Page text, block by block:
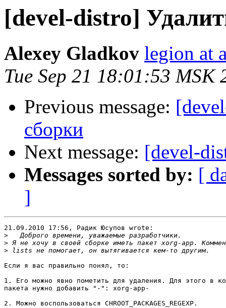
[devel-distro]
Alexey Gladkov legion at
Tue Sep 21 18:01:53 MSK
Previous message:
сборки
Next message: [devel-
Messages sorted by: [
]
21.09.2010 17:56, Радик Юсупов wrote:
>
>
>
Если я вас правильно понял, то:
1. Его можно явно пометить для удаления. Для этого в
пакета нужно добавить "-": xorg-app-
2. Можно воспользоваться CHROOT_PACKAGES_REGEXP.